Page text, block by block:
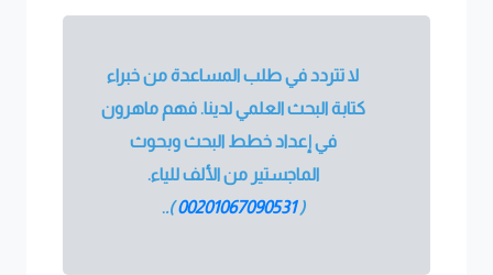
لا تتردد في طلب المساعدة من خبراء
كتابة البحث العلمي لدينا. فهم ماهرون
في إعداد خطط البحث وبحوث
الماجستير من الألف للياء.
(
00201067090531
).
.